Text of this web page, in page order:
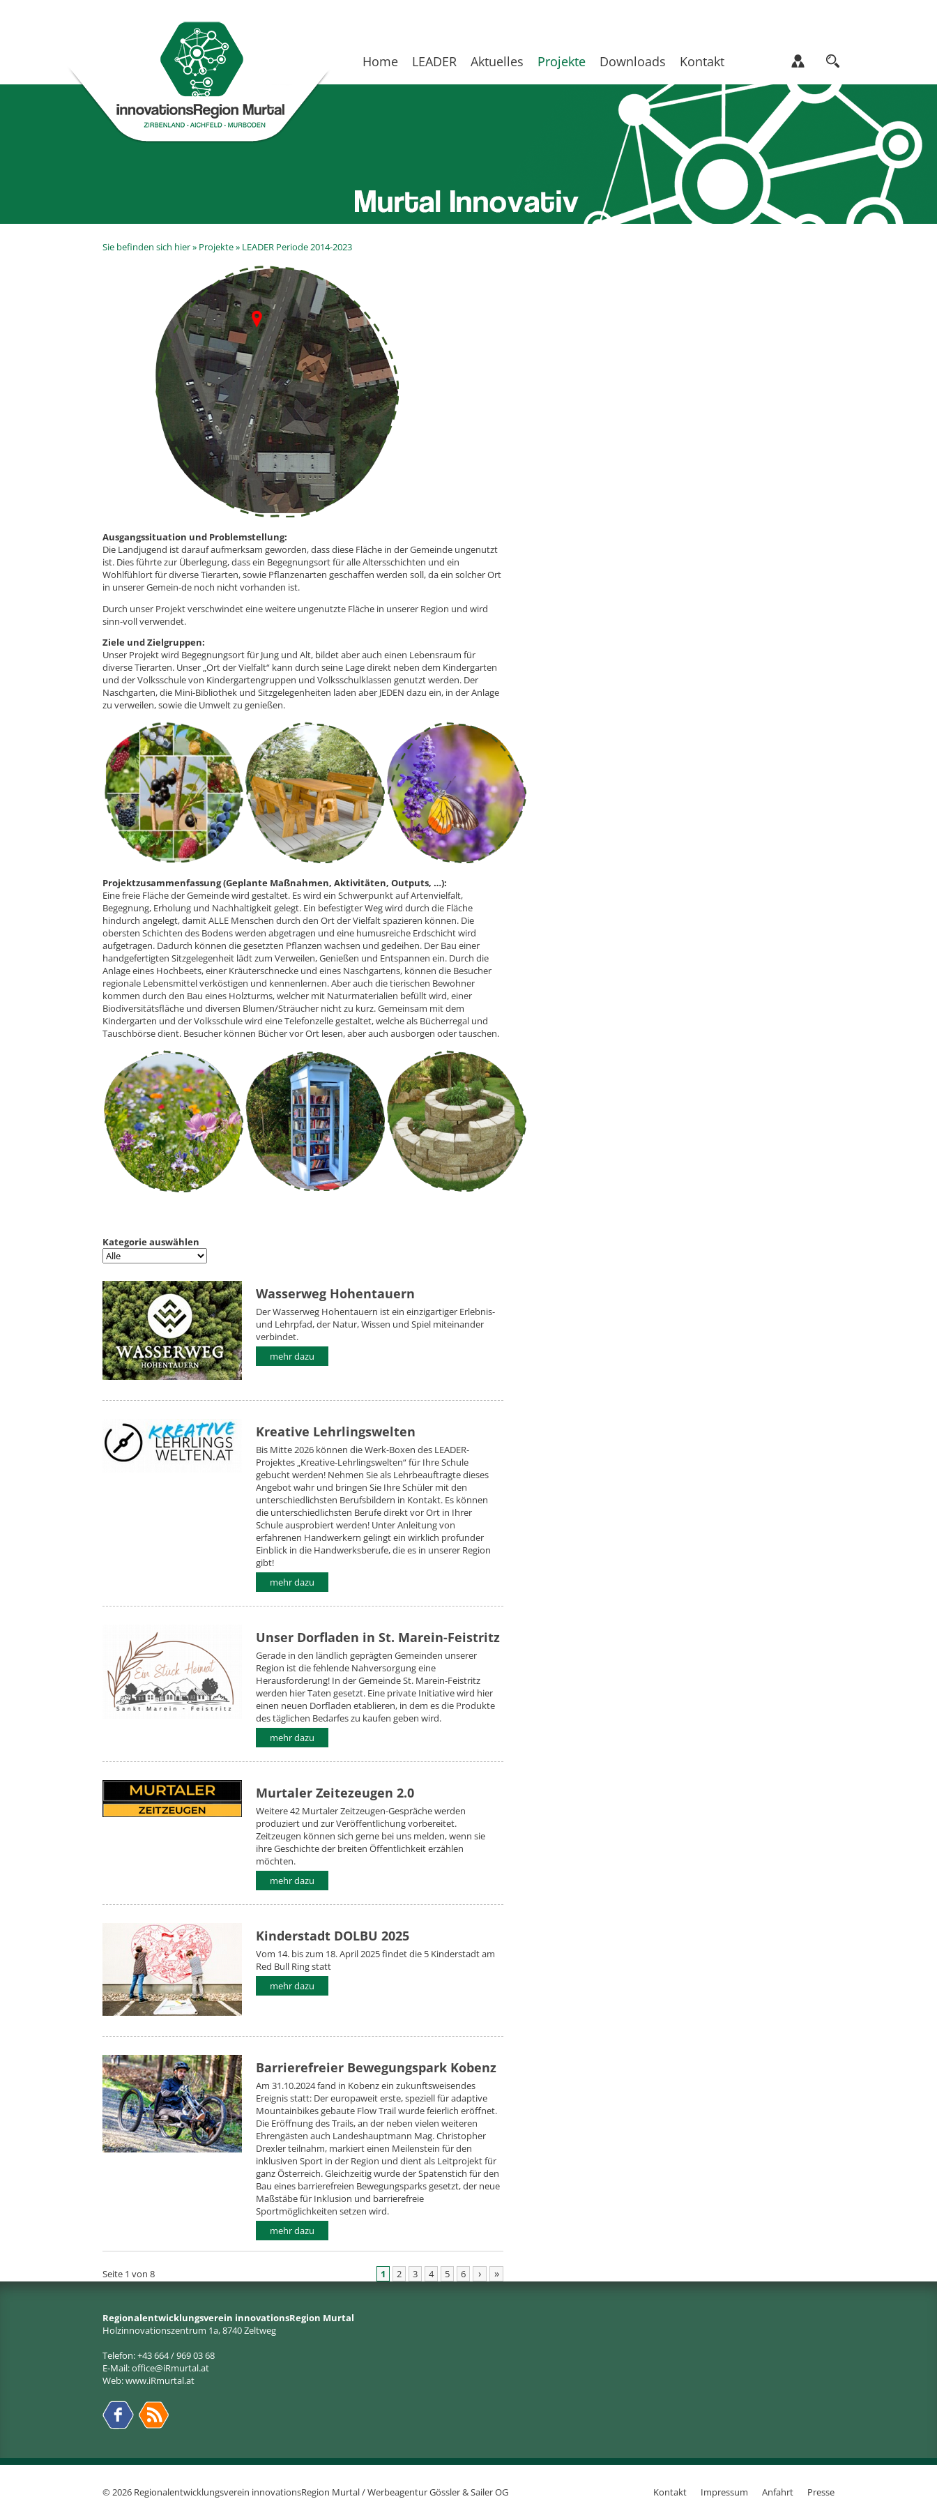
Home LEADER Aktuelles Projekte Downloads Kontakt
Sie befinden sich hier » Projekte» LEADER Periode 2014-2023
Ausgangssituation und Problemstellung:
Die Landjugend ist darauf aufmerksam geworden, dass diese Fläche in der Gemeinde ungenutzt
ist. Dies führte zur Überlegung, dass ein Begegnungsort für alle Altersschichten und ein
Wohlfühlort für diverse Tierarten, sowie Pflanzenarten geschaffen werden soll, da ein solcher Ort
in unserer Gemein-de noch nicht vorhanden ist.
Durch unser Projekt verschwindet eine weitere ungenutzte Fläche in unserer Region und wird
sinn-voll verwendet.
Ziele und Zielgruppen:
Unser Projekt wird Begegnungsort für Jung und Alt, bildet aber auch einen Lebensraum für
diverse Tierarten. Unser „Ort der Vielfalt“ kann durch seine Lage direkt neben dem Kindergarten
und der Volksschule von Kindergartengruppen und Volksschulklassen genutzt werden. Der
Naschgarten, die Mini-Bibliothek und Sitzgelegenheiten laden aber JEDEN dazu ein, in der Anlage
zu verweilen, sowie die Umwelt zu genießen.
Projektzusammenfassung (Geplante Maßnahmen, Aktivitäten, Outputs, …):
Eine freie Fläche der Gemeinde wird gestaltet. Es wird ein Schwerpunkt auf Artenvielfalt,
Begegnung, Erholung und Nachhaltigkeit gelegt. Ein befestigter Weg wird durch die Fläche
hindurch angelegt, damit ALLE Menschen durch den Ort der Vielfalt spazieren können. Die
obersten Schichten des Bodens werden abgetragen und eine humusreiche Erdschicht wird
aufgetragen. Dadurch können die gesetzten Pflanzen wachsen und gedeihen. Der Bau einer
handgefertigten Sitzgelegenheit lädt zum Verweilen, Genießen und Entspannen ein. Durch die
Anlage eines Hochbeets, einer Kräuterschnecke und eines Naschgartens, können die Besucher
regionale Lebensmittel verköstigen und kennenlernen. Aber auch die tierischen Bewohner
kommen durch den Bau eines Holzturms, welcher mit Naturmaterialien befüllt wird, einer
Biodiversitätsfläche und diversen Blumen/Sträucher nicht zu kurz. Gemeinsam mit dem
Kindergarten und der Volksschule wird eine Telefonzelle gestaltet, welche als Bücherregal und
Tauschbörse dient. Besucher können Bücher vor Ort lesen, aber auch ausborgen oder tauschen.
Kategorie auswählen
Wasserweg Hohentauern
Der Wasserweg Hohentauern ist ein einzigartiger Erlebnis-
und Lehrpfad, der Natur, Wissen und Spiel miteinander
verbindet.
mehr dazu
Kreative Lehrlingswelten
Bis Mitte 2026 können die Werk-Boxen des LEADER-
Projektes „Kreative-Lehrlingswelten“ für Ihre Schule
gebucht werden! Nehmen Sie als Lehrbeauftragte dieses
Angebot wahr und bringen Sie Ihre Schüler mit den
unterschiedlichsten Berufsbildern in Kontakt. Es können
die unterschiedlichsten Berufe direkt vor Ort in Ihrer
Schule ausprobiert werden! Unter Anleitung von
erfahrenen Handwerkern gelingt ein wirklich profunder
Einblick in die Handwerksberufe, die es in unserer Region
gibt!
mehr dazu
Unser Dorfladen in St. Marein-Feistritz
Gerade in den ländlich geprägten Gemeinden unserer
Region ist die fehlende Nahversorgung eine
Herausforderung! In der Gemeinde St. Marein-Feistritz
werden hier Taten gesetzt. Eine private Initiative wird hier
einen neuen Dorfladen etablieren, in dem es die Produkte
des täglichen Bedarfes zu kaufen geben wird.
mehr dazu
Murtaler Zeitezeugen 2.0
Weitere 42 Murtaler Zeitzeugen-Gespräche werden
produziert und zur Veröffentlichung vorbereitet.
Zeitzeugen können sich gerne bei uns melden, wenn sie
ihre Geschichte der breiten Öffentlichkeit erzählen
möchten.
mehr dazu
Kinderstadt DOLBU 2025
Vom 14. bis zum 18. April 2025 findet die 5 Kinderstadt am
Red Bull Ring statt
mehr dazu
Barrierefreier Bewegungspark Kobenz
Am 31.10.2024 fand in Kobenz ein zukunftsweisendes
Ereignis statt: Der europaweit erste, speziell für adaptive
Mountainbikes gebaute Flow Trail wurde feierlich eröffnet.
Die Eröffnung des Trails, an der neben vielen weiteren
Ehrengästen auch Landeshauptmann Mag. Christopher
Drexler teilnahm, markiert einen Meilenstein für den
inklusiven Sport in der Region und dient als Leitprojekt für
ganz Österreich. Gleichzeitig wurde der Spatenstich für den
Bau eines barrierefreien Bewegungsparks gesetzt, der neue
Maßstäbe für Inklusion und barrierefreie
Sportmöglichkeiten setzen wird.
mehr dazu
Seite 1 von 8 1 2 3 4 5 6 › »
Regionalentwicklungsverein innovationsRegion Murtal
Holzinnovationszentrum 1a, 8740 Zeltweg
Telefon: +43 664 / 969 03 68
E-Mail:office@iRmurtal.at
Web:www.iRmurtal.at
Kontakt Impressum Anfahrt Presse
© 2026 Regionalentwicklungsverein innovationsRegion Murtal /Werbeagentur Gössler & Sailer OG